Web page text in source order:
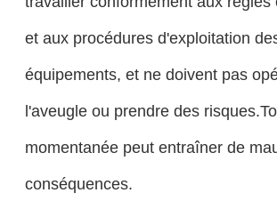
et aux procédures d'exploitation
équipements, et ne doivent pas
l'aveugle ou prendre des
momentanée peut entraîner de
conséquences.